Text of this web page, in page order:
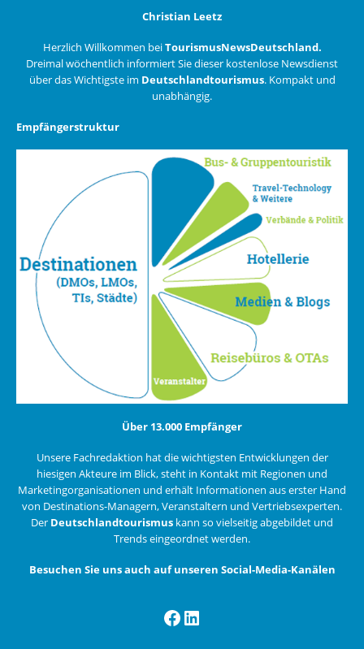
Christian Leetz
Herzlich Willkommen beiTourismusNewsDeutschland.
Dreimal wöchentlich informiert Sie dieser kostenlose Newsdienst
über das Wichtigste im Deutschlandtourismus. Kompakt und
unabhängig.
Empfängerstruktur
Über 13.000 Empfänger
Unsere Fachredaktion hat die wichtigsten Entwicklungen der
hiesigen Akteure im Blick, steht in Kontakt mit Regionen und
Marketingorganisationen und erhält Informationen aus erster Hand
von Destinations-Managern, Veranstaltern und Vertriebsexperten.
Der Deutschlandtourismus kann so vielseitig abgebildet und
Trends eingeordnet werden.
Besuchen Sie uns auch auf unseren Social-Media-Kanälen
Facebook
LinkedIn